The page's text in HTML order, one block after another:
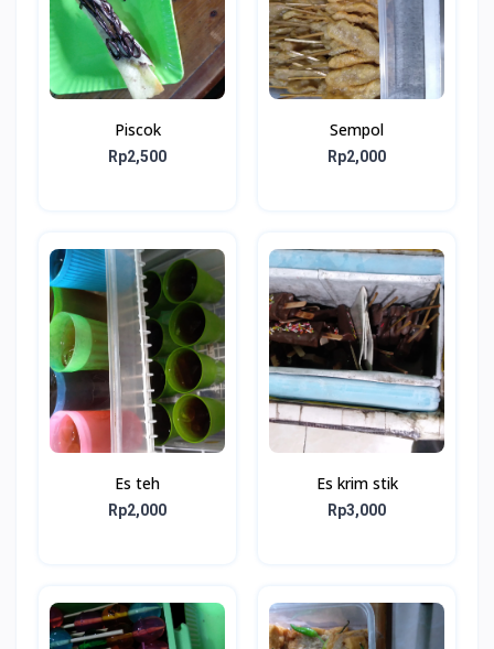
Piscok
Rp2,500
Sempol
Rp2,000
Es teh
Rp2,000
Es krim stik
Rp3,000